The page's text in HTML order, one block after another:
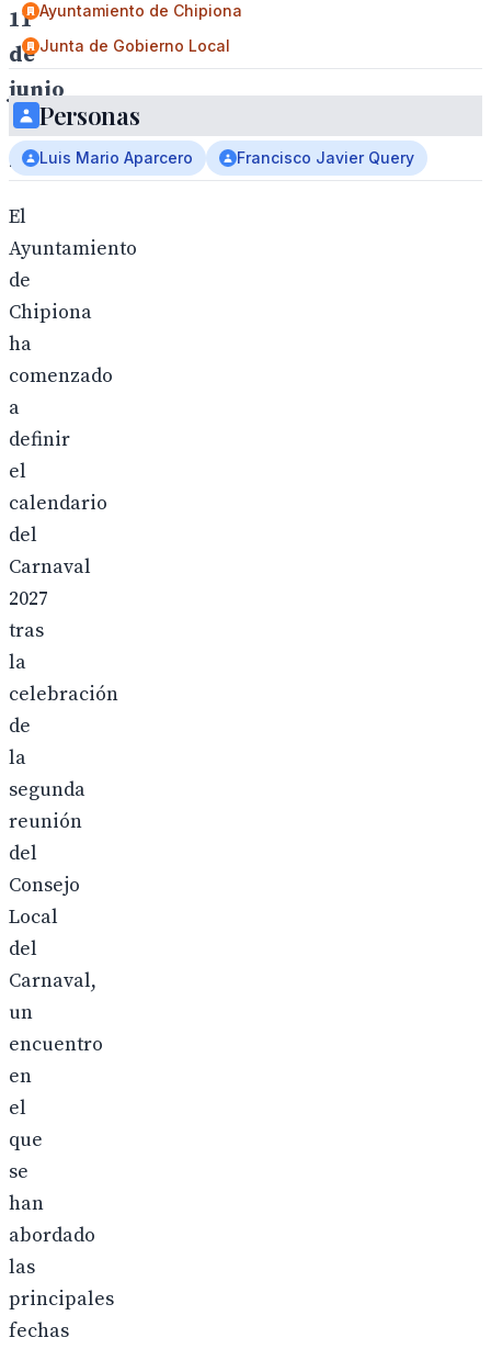
11
de
junio
de
2026
El
Ayuntamiento
de
Chipiona
ha
comenzado
a
definir
el
calendario
del
Carnaval
2027
tras
la
celebración
de
la
segunda
reunión
del
Consejo
Local
del
Carnaval,
un
encuentro
en
el
que
se
han
abordado
las
principales
fechas
Ayuntamiento de Chipiona
Junta de Gobierno Local
Personas
Luis Mario Aparcero Francisco Javier Query